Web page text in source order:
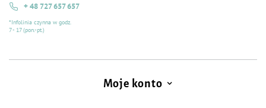
+ 48 727 657 657
*Infolinia czynna w godz.
7 - 17 (pon.-pt.)
Moje konto